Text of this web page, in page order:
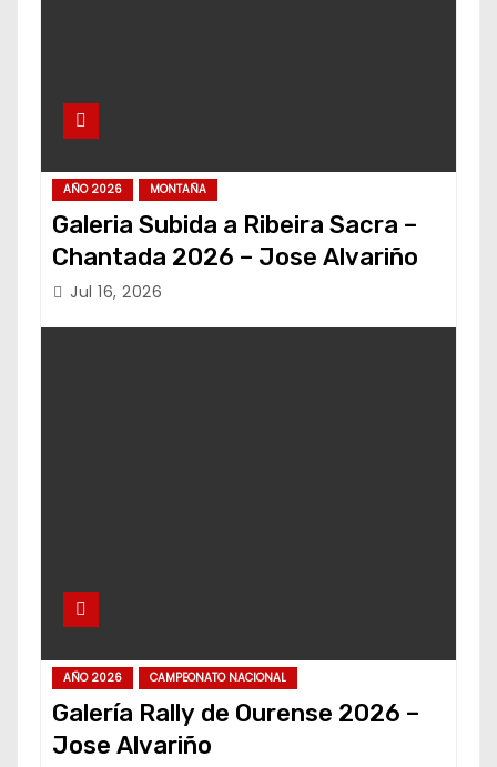
AÑO 2026 MONTAÑA
Galeria Subida a Ribeira Sacra –
Chantada 2026 – Jose Alvariño
Jul 16, 2026
AÑO 2026 CAMPEONATO NACIONAL
Galería Rally de Ourense 2026 –
Jose Alvariño